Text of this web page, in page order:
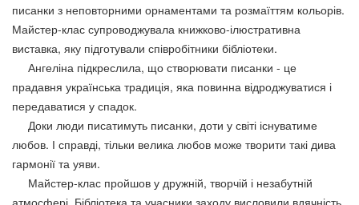
писанки з неповторними орнаментами та розмаїттям кольорів.
Майстер-клас супроводжувала книжково-ілюстративна
виставка, яку підготували співробітники бібліотеки.
Ангеліна підкреслила, що створювати писанки - це
прадавня українська традиція, яка повинна відроджуватися і
передаватися у спадок.
Доки люди писатимуть писанки, доти у світі існуватиме
любов. І справді, тільки велика любов може творити такі дива
гармонії та уяви.
Майстер-клас пройшов у дружній, творчій і незабутній
атмосфері. Бібліотека та учасники заходу висловили вдячність